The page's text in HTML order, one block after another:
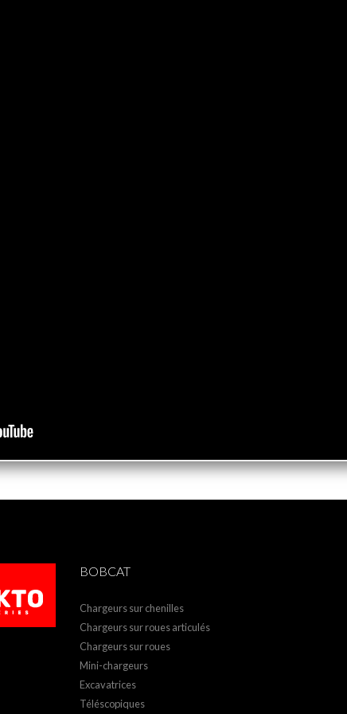
BOBCAT
Chargeurs sur chenilles
Chargeurs sur roues articulés
Chargeurs sur roues
Mini-chargeurs
Excavatrices
Téléscopiques